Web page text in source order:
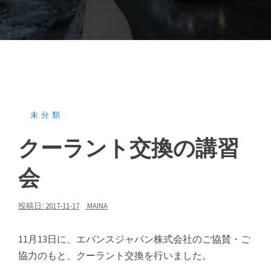
未分類
クーラント交換の講習
会
投稿日: 2017-11-17 MAINA
11月13日に、エバンスジャパン株式会社のご協賛・ご
協力のもと、クーラント交換を行いました。